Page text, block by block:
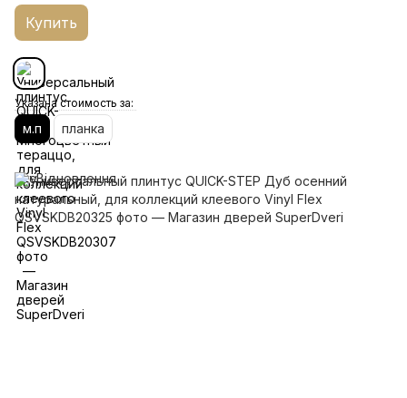
Купить
Указана стоимость за:
м.п планка